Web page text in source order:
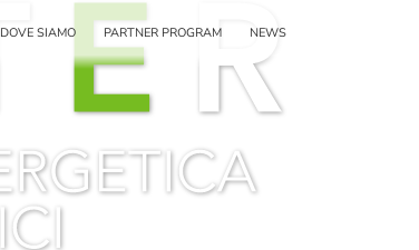
DOVE SIAMO PARTNER PROGRAM NEWS